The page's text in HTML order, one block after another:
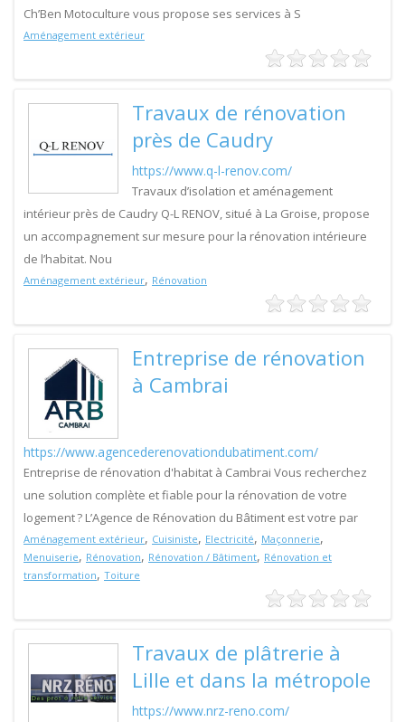
Ch’Ben Motoculture vous propose ses services à S
Aménagement extérieur
Travaux de rénovation
près de Caudry
https://www.q-l-renov.com/
Travaux d’isolation et aménagement
intérieur près de Caudry Q-L RENOV, situé à La Groise, propose
un accompagnement sur mesure pour la rénovation intérieure
de l’habitat. Nou
Aménagement extérieur, Rénovation
Entreprise de rénovation
à Cambrai
https://www.agencederenovationdubatiment.com/
Entreprise de rénovation d'habitat à Cambrai Vous recherchez
une solution complète et fiable pour la rénovation de votre
logement ? L’Agence de Rénovation du Bâtiment est votre par
Aménagement extérieur, Cuisiniste, Electricité, Maçonnerie,
Menuiserie, Rénovation, Rénovation / Bâtiment, Rénovation et
transformation, Toiture
Travaux de plâtrerie à
Lille et dans la métropole
https://www.nrz-reno.com/